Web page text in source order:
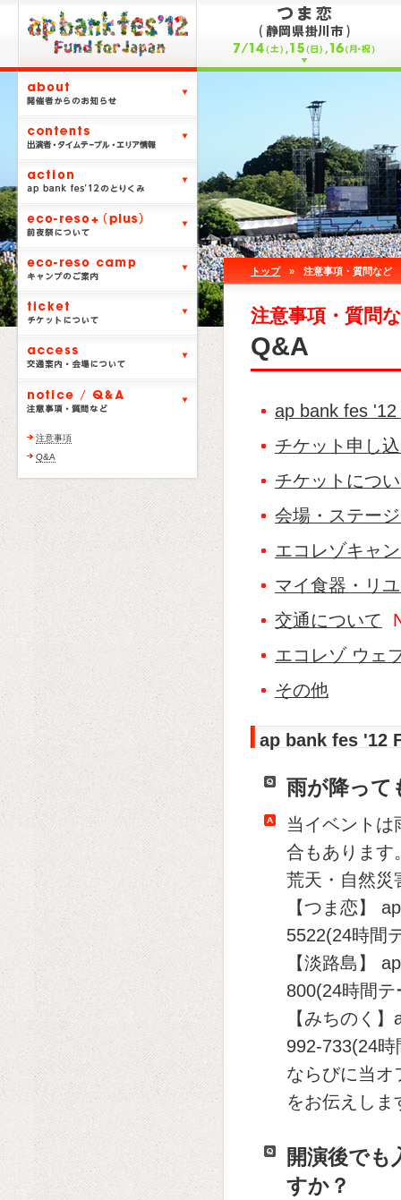
注意事項
Q&A
トップ » 注意事項・質問など
注意事項・質問
Q&A
ap bank fes
チケット申し
チケットにつ
会場・ステー
エコレゾキャ
マイ食器・リ
交通について
エコレゾ ウェ
その他
ap bank fes '12
雨が降って
当イベントは
合もあります
荒天・自然災
【つま恋】
5522(24時間
【淡路島】
800(24時間
【みちのく
992-733(24
ならびに当オ
をお伝えしま
開演後で
すか？